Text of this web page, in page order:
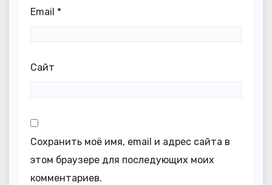
Email *
Сайт
Сохранить моё имя, email и адрес сайта в
этом браузере для последующих моих
комментариев.